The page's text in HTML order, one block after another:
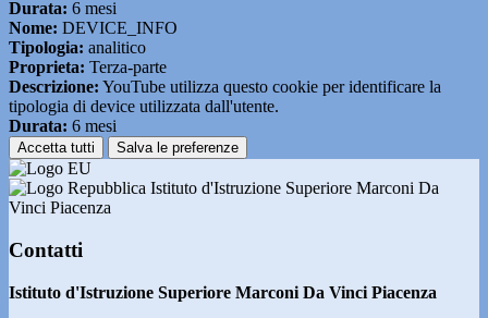
Durata: 6 mesi
Nome: DEVICE_INFO
Tipologia: analitico
Proprieta: Terza-parte
Descrizione: YouTube utilizza questo cookie per identificare la
tipologia di device utilizzata dall'utente.
Durata: 6 mesi
Accetta tutti Salva le preferenze
Istituto d'Istruzione Superiore Marconi Da
Vinci Piacenza
Contatti
Istituto d'Istruzione Superiore Marconi Da Vinci Piacenza